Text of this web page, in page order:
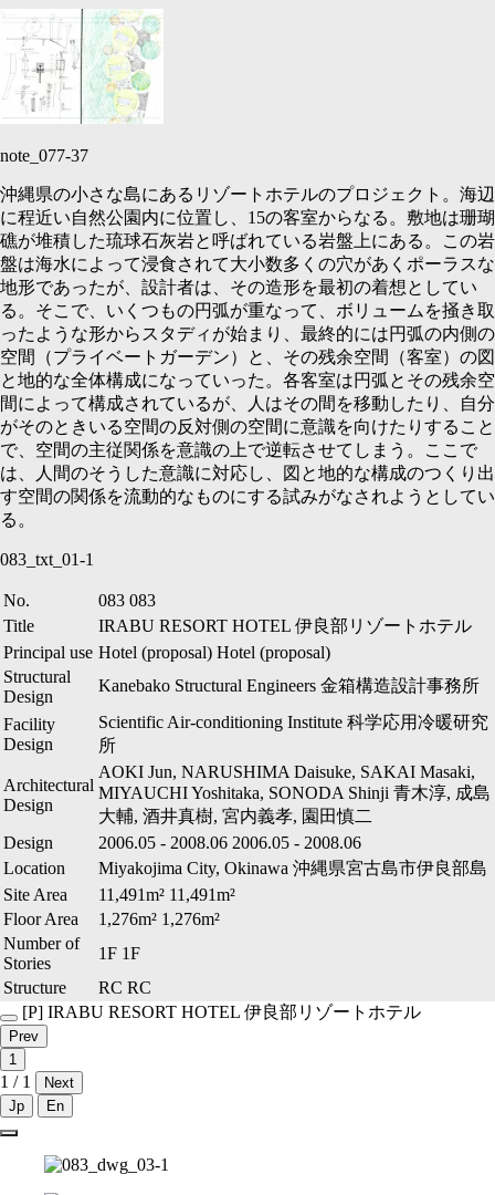
note_077-37
沖縄県の小さな島にあるリゾートホテルのプロジェクト。海辺
に程近い自然公園内に位置し、 15の客室からなる。敷地は珊瑚
礁が堆積した琉球石灰岩と呼ばれている岩盤上にある。この岩
盤は海水によって浸食されて大小数多くの穴があくポーラスな
地形であったが、設計者は、その造形を最初の着想としてい
る。そこで、いくつもの円弧が重なって、ボリュームを掻き取
ったような形からスタディが始まり、最終的には円弧の内側の
空間（プライベートガーデン）と、その残余空間（客室）の図
と地的な全体構成になっていった。各客室は円弧とその残余空
間によって構成されているが、人はその間を移動したり、自分
がそのときいる空間の反対側の空間に意識を向けたりすること
で、空間の主従関係を意識の上で逆転させてしまう。ここで
は、人間のそうした意識に対応し、図と地的な構成のつくり出
す空間の関係を流動的なものにする試みがなされようとしてい
る。
083_txt_01-1
No. 083 083
Title
IRABU RESORT HOTEL 伊良部リゾートホテル
Principal use Hotel (proposal) Hotel (proposal)
Structural
Design
Kanebako Structural Engineers 金箱構造設計事務所
Facility
Design
Scientific Air-conditioning Institute 科学応用冷暖研究
所
Architectural
Design
AOKI Jun, NARUSHIMA Daisuke, SAKAI Masaki,
MIYAUCHI Yoshitaka, SONODA Shinji 青木淳, 成島
大輔, 酒井真樹, 宮内義孝, 園田慎二
Design
2006.05 - 2008.06 2006.05 - 2008.06
Location
Miyakojima City, Okinawa 沖縄県宮古島市伊良部島
Site Area
11,491m² 11,491m²
Floor Area
1,276m² 1,276m²
Number of
Stories
1F 1F
Structure
RC RC
[P] IRABU RESORT HOTEL 伊良部リゾートホテル
Prev
1
1 / 1
Next
Jp
En